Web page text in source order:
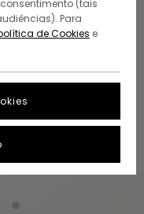
(tais
Para
de Cookies e